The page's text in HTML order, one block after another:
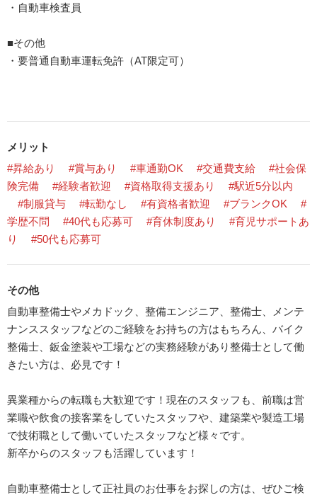
・自動車検査員
■その他
・要普通自動車運転免許（AT限定可）
メリット
#昇給あり
#賞与あり #車通勤OK #交通費支給
#社会保
険完備
#経験者歓迎 #資格取得支援あり
#駅近5分以内
#制服貸与
#転勤なし #有資格者歓迎 #ブランクOK
#
学歴不問
#40代も応募可 #育休制度あり
#育児サポートあ
り
#50代も応募可
その他
自動車整備士やメカドック、整備エンジニア、整備士、メンテ
ナンススタッフなどのご経験をお持ちの方はもちろん、バイク
整備士、鈑金塗装や工場などの実務経験があり整備士として働
きたい方は、必見です！
異業種からの転職も大歓迎です！現在のスタッフも、前職は営
業職や飲食の接客業をしていたスタッフや、建築業や製造工場
で技術職として働いていたスタッフなど様々です。
新卒からのスタッフも活躍しています！
自動車整備士として正社員のお仕事をお探しの方は、ぜひご検